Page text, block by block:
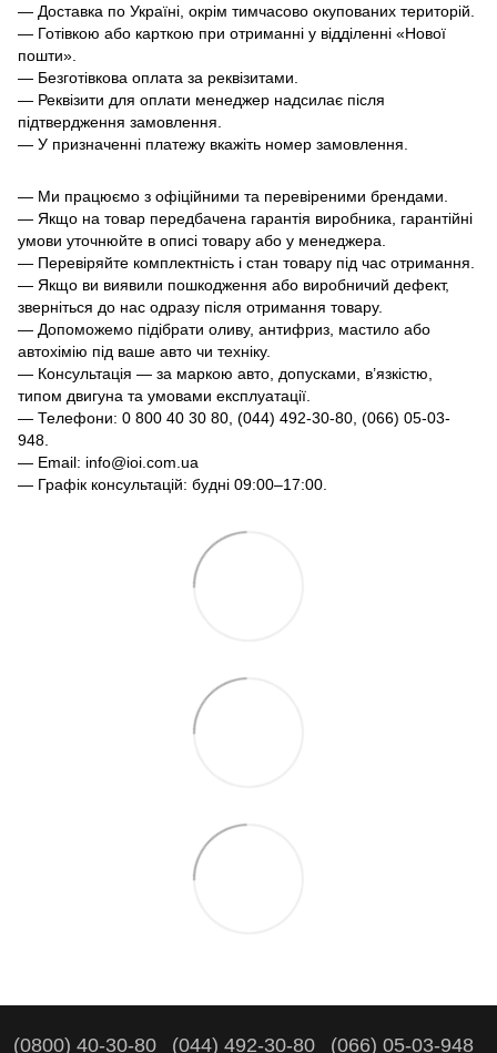
— Доставка по Україні, окрім тимчасово окупованих територій.
— Готівкою або карткою при отриманні у відділенні «Нової
пошти».
— Безготівкова оплата за реквізитами.
— Реквізити для оплати менеджер надсилає після
підтвердження замовлення.
— У призначенні платежу вкажіть номер замовлення.
— Ми працюємо з офіційними та перевіреними брендами.
— Якщо на товар передбачена гарантія виробника, гарантійні
умови уточнюйте в описі товару або у менеджера.
— Перевіряйте комплектність і стан товару під час отримання.
— Якщо ви виявили пошкодження або виробничий дефект,
зверніться до нас одразу після отримання товару.
— Допоможемо підібрати оливу, антифриз, мастило або
автохімію під ваше авто чи техніку.
— Консультація — за маркою авто, допусками, в’язкістю,
типом двигуна та умовами експлуатації.
— Телефони: 0 800 40 30 80, (044) 492-30-80, (066) 05-03-
948.
— Email: info@ioi.com.ua
— Графік консультацій: будні 09:00–17:00.
(0800) 40-30-80 (044) 492-30-80 (066) 05-03-948